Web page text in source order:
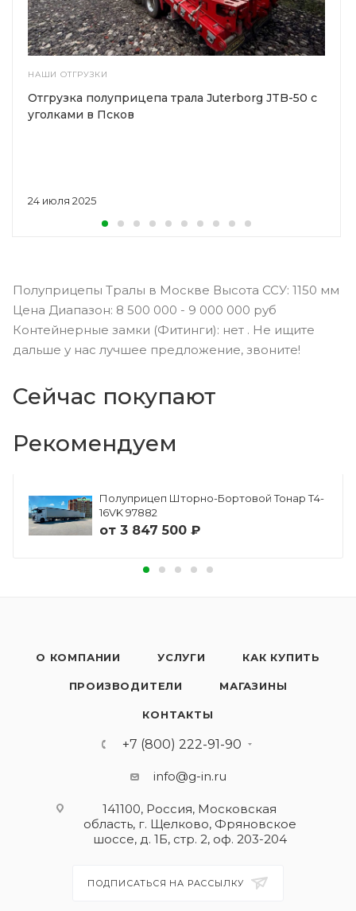
НАШИ ОТГРУЗКИ
24 июля 2025
Отгрузка полуприцепа трала Juterborg JTB-50 с
уголками в Псков
Полуприцепы Тралы в Москве Высота ССУ: 1150 мм
Цена Диапазон: 8 500 000 - 9 000 000 руб
Контейнерные замки (Фитинги): нет . Не ищите
дальше у нас лучшее предложение, звоните!
Сейчас покупают
Рекомендуем
Полуприцеп Шторно-Бортовой Тонар Т4-
16VK 97882
от 3 847 500 ₽
О КОМПАНИИ УСЛУГИ КАК КУПИТЬ
ПРОИЗВОДИТЕЛИ МАГАЗИНЫ
КОНТАКТЫ
+7 (800) 222-91-90
info@g-in.ru
141100, Россия, Московская
область, г. Щелково, Фряновское
шоссе, д. 1Б, стр. 2, оф. 203-204
ПОДПИСАТЬСЯ НА РАССЫЛКУ